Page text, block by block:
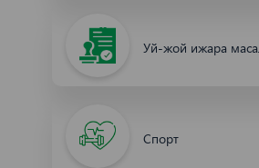
Уй-жой ижара
Спорт